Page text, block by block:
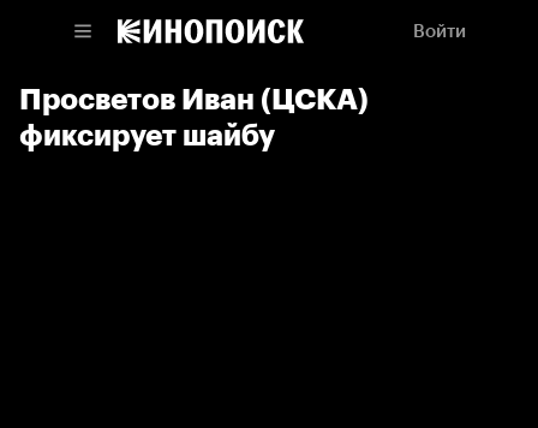
Войти
Просветов Иван (ЦСКА)
фиксирует шайбу